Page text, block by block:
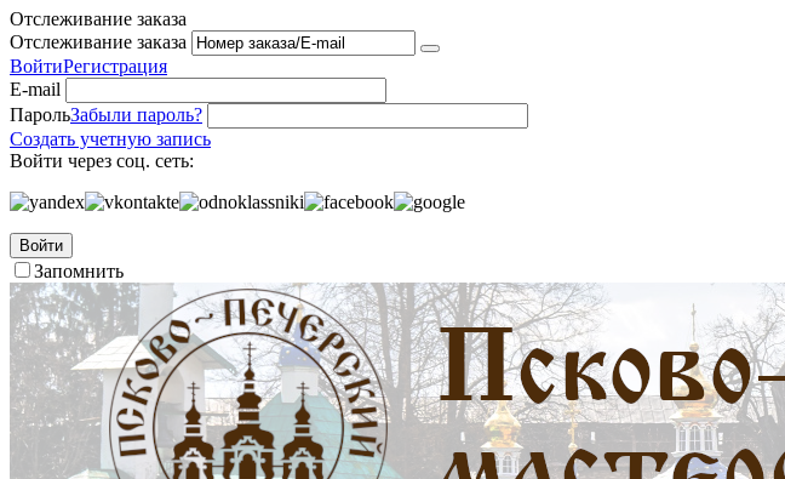
Отслеживание заказа
Отслеживание заказа
ВойтиРегистрация
E-mail
ПарольЗабыли пароль?
Создать учетную запись
Войти через соц. сеть:
Войти
Запомнить